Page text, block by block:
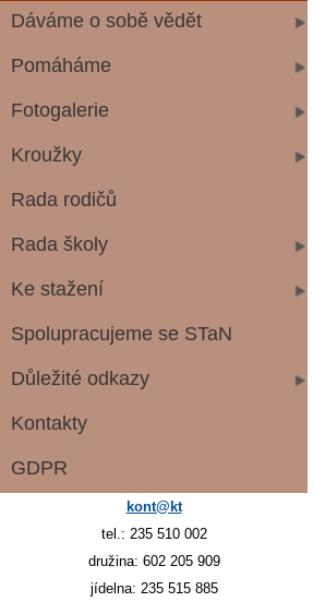
Dáváme o sobě vědět
Pomáháme
Fotogalerie
Kroužky
Rada rodičů
Rada školy
Ke stažení
Spolupracujeme se STaN
Důležité odkazy
Kontakty
GDPR
kont@kt
tel.: 235 510 002
družina: 602 205 909
jídelna: 235 515 885